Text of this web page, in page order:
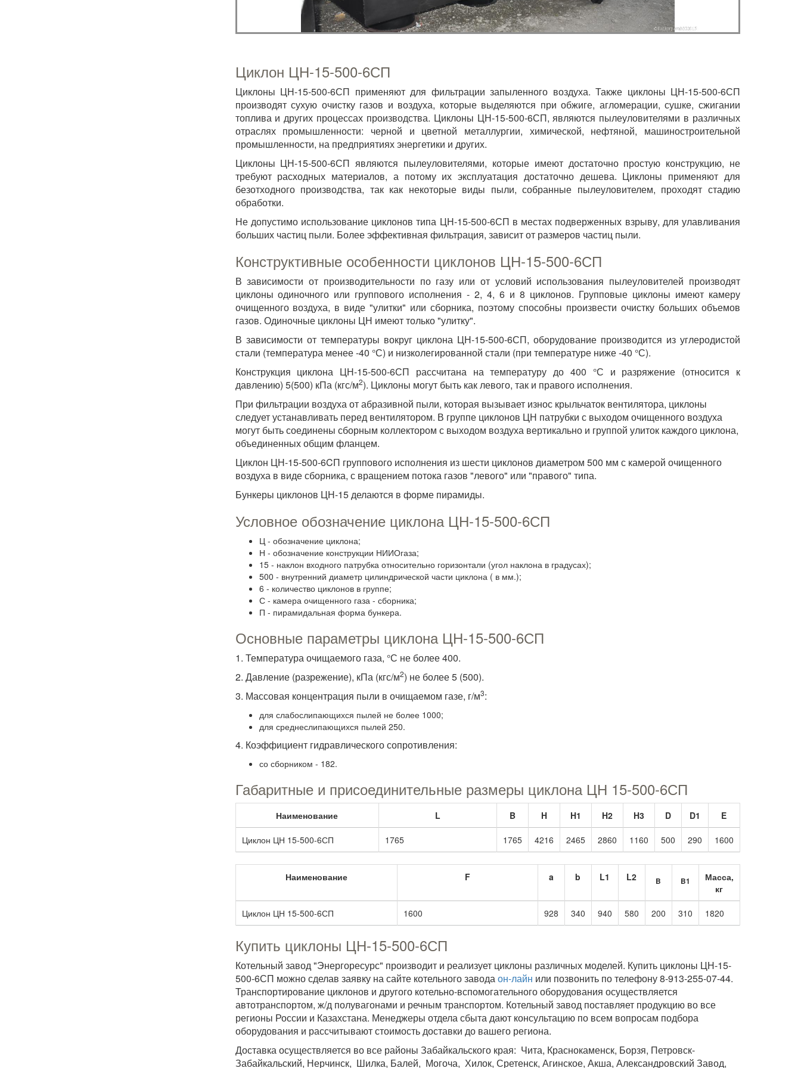
Циклон ЦН-15-500-6СП
Циклоны ЦН-15-500-6СП применяют для фильтрации запыленного воздуха. Также циклоны ЦН-15-500-6СП
производят сухую очистку газов и воздуха, которые выделяются при обжиге, агломерации, сушке, сжигании
топлива и других процессах производства. Циклоны ЦН-15-500-6СП, являются пылеуловителями в различных
отраслях промышленности: черной и цветной металлургии, химической, нефтяной, машиностроительной
промышленности, на предприятиях энергетики и других.
Циклоны ЦН-15-500-6СП являются пылеуловителями, которые имеют достаточно простую конструкцию, не
требуют расходных материалов, а потому их эксплуатация достаточно дешева. Циклоны применяют для
безотходного производства, так как некоторые виды пыли, собранные пылеуловителем, проходят стадию
обработки.
Не допустимо использование циклонов типа ЦН-15-500-6СП в местах подверженных взрыву, для улавливания
больших частиц пыли. Более эффективная фильтрация, зависит от размеров частиц пыли.
Конструктивные особенности циклонов ЦН-15-500-6СП
В зависимости от производительности по газу или от условий использования пылеуловителей производят
циклоны одиночного или группового исполнения - 2, 4, 6 и 8 циклонов. Групповые циклоны имеют камеру
очищенного воздуха, в виде "улитки" или сборника, поэтому способны произвести очистку больших объемов
газов. Одиночные циклоны ЦН имеют только "улитку".
В зависимости от температуры вокруг циклона ЦН-15-500-6СП, оборудование производится из углеродистой
стали (температура менее -40 °С) и низколегированной стали (при температуре ниже -40 °С).
Конструкция циклона ЦН-15-500-6СП рассчитана на температуру до 400 °С и разряжение (относится к
давлению) 5(500) кПа (кгс/м2). Циклоны могут быть как левого, так и правого исполнения.
При фильтрации воздуха от абразивной пыли, которая вызывает износ крыльчаток вентилятора, циклоны
следует устанавливать перед вентилятором. В группе циклонов ЦН патрубки с выходом очищенного воздуха
могут быть соединены сборным коллектором с выходом воздуха вертикально и группой улиток каждого циклона,
объединенных общим фланцем.
Циклон ЦН-15-500-6CП группового исполнения из шести циклонов диаметром 500 мм с камерой очищенного
воздуха в виде сборника, с вращением потока газов "левого" или "правого" типа.
Бункеры циклонов ЦН-15 делаются в форме пирамиды.
Условное обозначение циклона ЦН-15-500-6СП
Ц - обозначение циклона;
Н - обозначение конструкции НИИОгаза;
15 - наклон входного патрубка относительно горизонтали (угол наклона в градусах);
500 - внутренний диаметр цилиндрической части циклона ( в мм.);
6 - количество циклонов в группе;
С - камера очищенного газа - сборника;
П - пирамидальная форма бункера.
Основные параметры циклона ЦН-15-500-6СП
1. Температура очищаемого газа, °С не более 400.
2. Давление (разрежение), кПа (кгс/м2) не более 5 (500).
3. Массовая концентрация пыли в очищаемом газе, г/м3:
для слабослипающихся пылей не более 1000;
для среднеслипающихся пылей 250.
4. Коэффициент гидравлического сопротивления:
со сборником - 182.
Габаритные и присоединительные размеры циклона ЦН 15-500-6СП
Наименование L B H H1 H2 H3 D D1 E
Циклон ЦН 15-500-6СП 1765 1765 4216 2465 2860 1160 500 290 1600
Наименование F a b L1 L2 B B1
Масса,
кг
Циклон ЦН 15-500-6СП 1600 928 340 940 580 200 310 1820
Купить циклоны ЦН-15-500-6СП
Котельный завод "Энергоресурс" производит и реализует циклоны различных моделей. Купить циклоны ЦН-15-
500-6СП можно сделав заявку на сайте котельного заводаон-лайн или позвонить по телефону 8-913-255-07-44.
Транспортирование циклонов и другого котельно-вспомогательного оборудования осуществляется
автотранспортом, ж/д полувагонами и речным транспортом. Котельный завод поставляет продукцию во все
регионы России и Казахстана. Менеджеры отдела сбыта дают консультацию по всем вопросам подбора
оборудования и рассчитывают стоимость доставки до вашего региона.
Доставка осуществляется во все районы Забайкальского края: Чита, Краснокаменск, Борзя, Петровск-
Забайкальский, Нерчинск, Шилка, Балей, Могоча, Хилок, Сретенск, Агинское, Акша, Александровский Завод,